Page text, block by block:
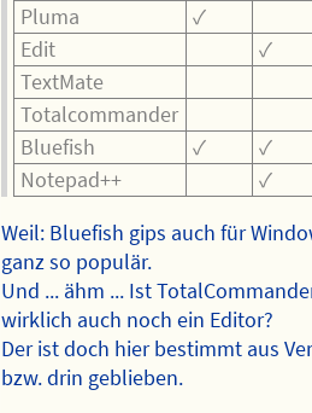
Pluma
✓
Edit
✓
TextMate
Totalcommander
Bluefish
✓
✓
Notepad++
✓
Weil: Bluefish gips auch für
ganz so populär.
Und ... ähm ... Ist
wirklich auch noch ein Editor?
Der ist doch hier bestimmt aus
bzw. drin geblieben.